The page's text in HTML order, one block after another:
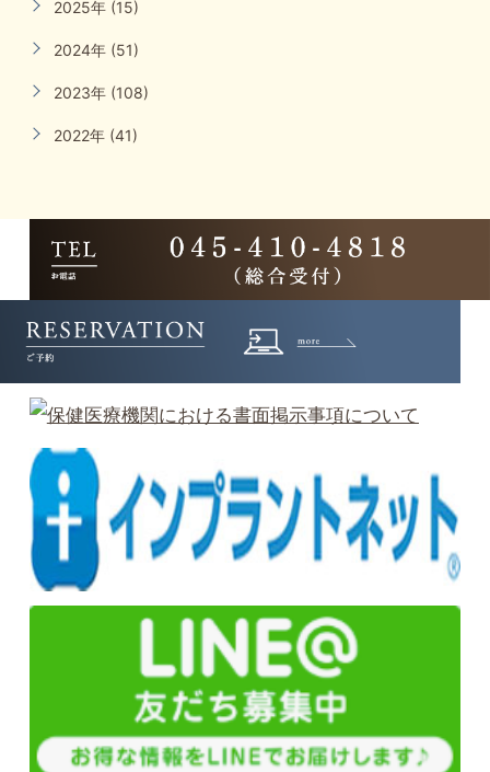
2025年 (15)
2024年 (51)
2023年 (108)
2022年 (41)